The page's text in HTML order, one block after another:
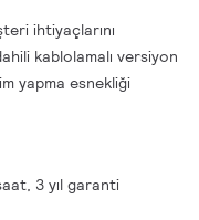
ihtiyaçlarını
kablolamalı versiyon
yapma esnekliği
3 yıl garanti